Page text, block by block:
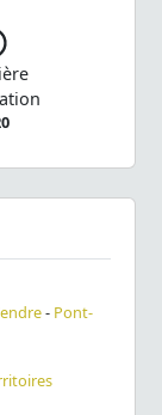
- Pont-